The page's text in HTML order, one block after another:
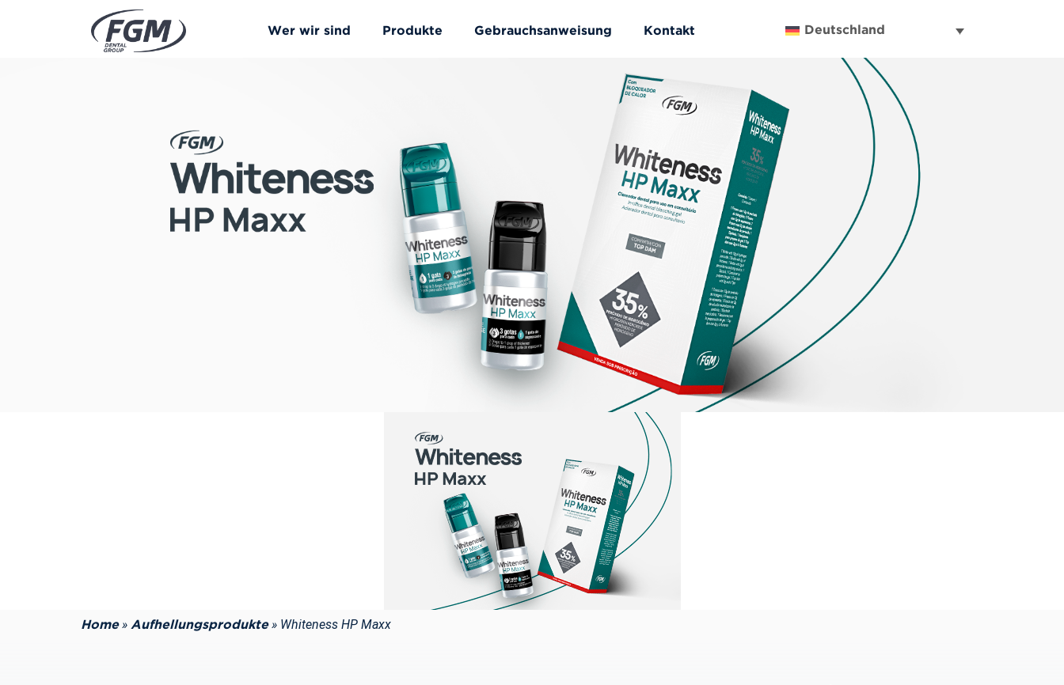
Wer wir sind Produkte Gebrauchsanweisung Kontakt Deutschland
Home» Aufhellungsprodukte» Whiteness HP Maxx